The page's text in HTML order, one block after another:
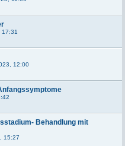
17:31
12:00
Behandlung mit
15:27